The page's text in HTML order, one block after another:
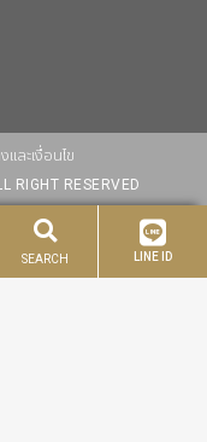
ละเงื่อนไข
RIGHT RESERVED
SEARCH LINE ID